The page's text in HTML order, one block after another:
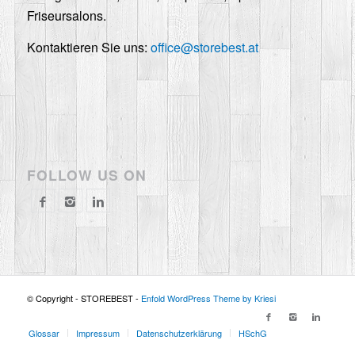
Friseursalons.
Kontaktieren Sie uns: office@storebest.at
FOLLOW US ON
© Copyright - STOREBEST - Enfold WordPress Theme by Kriesi
Glossar Impressum Datenschutzerklärung HSchG